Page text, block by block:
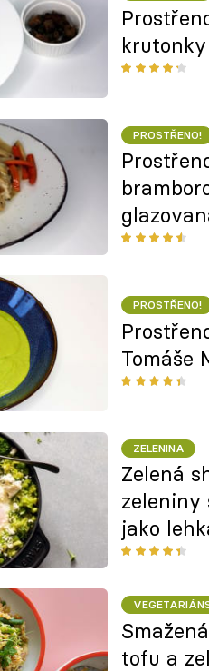
krutonky
PROSTŘENO!
PROSTŘENO!
Tomáše
ZELENINA
Zelená
zeleniny
jako
tofu a